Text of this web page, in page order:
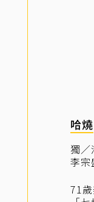
哈燒
獨
李宗
71